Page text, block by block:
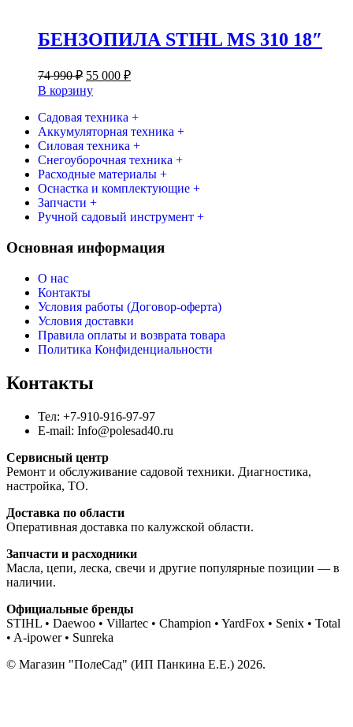
БЕНЗОПИЛА STIHL MS 310 18″
74 990₽ Первоначальная
цена
составляла
74
990 ₽.
55 000 ₽Текущая
000 ₽.
В корзину
Садовая техника +
Аккумуляторная техника +
Силовая техника +
Снегоуборочная техника +
Расходные материалы +
Оснастка и комплектующие +
Запчасти +
Ручной садовый инструмент +
Основная информация
О нас
Контакты
Условия работы (Договор-оферта)
Условия доставки
Правила оплаты и возврата товара
Политика Конфиденциальности
Контакты
Тел: +7-910-916-97-97
E-mail: Info@polesad40.ru
Сервисный центр
Ремонт и обслуживание садовой техники. Диагностика,
настройка, ТО.
Доставка по области
Оперативная доставка по калужской области.
Запчасти и расходники
Масла, цепи, леска, свечи и другие популярные позиции — в
наличии.
Официальные бренды
STIHL • Daewoo • Villartec • Champion • YardFox • Senix • Total
• A-ipower • Sunreka
© Магазин "ПолеСад" (ИП Панкина Е.Е.) 2026.